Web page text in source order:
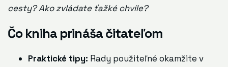
cesty? Ako zvládate ťažké chvíle?
Čo kniha prináša čitateľom
Praktické tipy: Rady použiteľné okamžite v